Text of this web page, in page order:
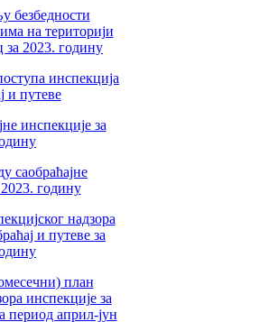
безбедности
на територији
2023. годину
инспекција
и путеве
инспекције за
саобраћајне
годину
надзора
и путеве за
план
инспекције за
период април-јун